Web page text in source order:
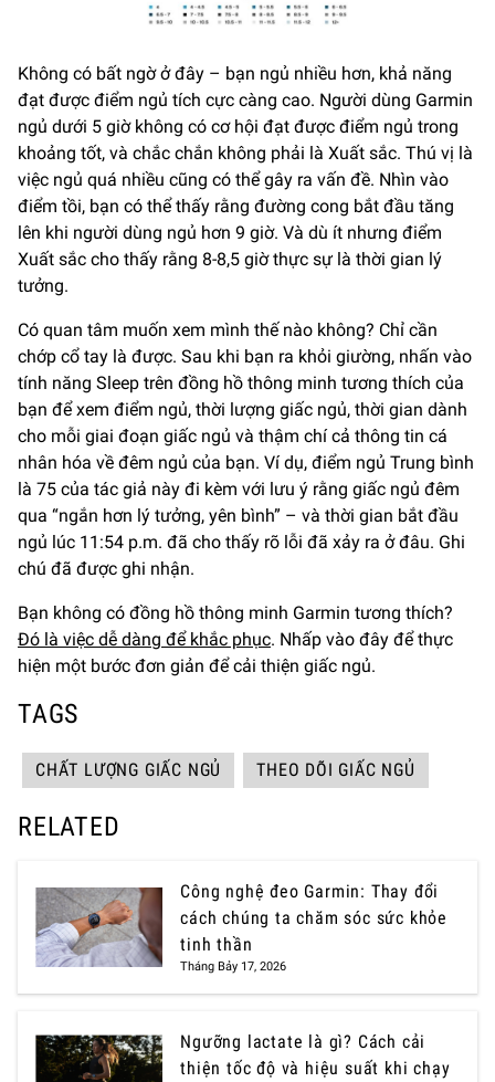
Không có bất ngờ ở đây – bạn ngủ nhiều hơn, khả năng
đạt được điểm ngủ tích cực càng cao. Người dùng Garmin
ngủ dưới 5 giờ không có cơ hội đạt được điểm ngủ trong
khoảng tốt, và chắc chắn không phải là Xuất sắc. Thú vị là
việc ngủ quá nhiều cũng có thể gây ra vấn đề. Nhìn vào
điểm tồi, bạn có thể thấy rằng đường cong bắt đầu tăng
lên khi người dùng ngủ hơn 9 giờ. Và dù ít nhưng điểm
Xuất sắc cho thấy rằng 8-8,5 giờ thực sự là thời gian lý
tưởng.
Có quan tâm muốn xem mình thế nào không? Chỉ cần
chớp cổ tay là được. Sau khi bạn ra khỏi giường, nhấn vào
tính năng Sleep trên đồng hồ thông minh tương thích của
bạn để xem điểm ngủ, thời lượng giấc ngủ, thời gian dành
cho mỗi giai đoạn giấc ngủ và thậm chí cả thông tin cá
nhân hóa về đêm ngủ của bạn. Ví dụ, điểm ngủ Trung bình
là 75 của tác giả này đi kèm với lưu ý rằng giấc ngủ đêm
qua “ngắn hơn lý tưởng, yên bình” – và thời gian bắt đầu
ngủ lúc 11:54 p.m. đã cho thấy rõ lỗi đã xảy ra ở đâu. Ghi
chú đã được ghi nhận.
Bạn không có đồng hồ thông minh Garmin tương thích?
Đó là việc dễ dàng để khắc phục. Nhấp vào đây để thực
hiện một bước đơn giản để cải thiện giấc ngủ.
TAGS
CHẤT LƯỢNG GIẤC NGỦ THEO DÕI GIẤC NGỦ
RELATED
Công nghệ đeo Garmin: Thay đổi
cách chúng ta chăm sóc sức khỏe
tinh thần
Tháng Bảy 17, 2026
Ngưỡng lactate là gì? Cách cải
thiện tốc độ và hiệu suất khi chạy